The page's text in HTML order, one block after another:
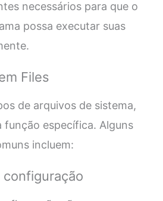
necessários para que o
possa executar suas
Files
de arquivos de sistema,
função específica. Alguns
incluem:
configuração